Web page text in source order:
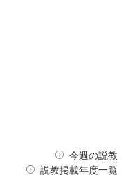
今週の説教
説教掲載年度一覧